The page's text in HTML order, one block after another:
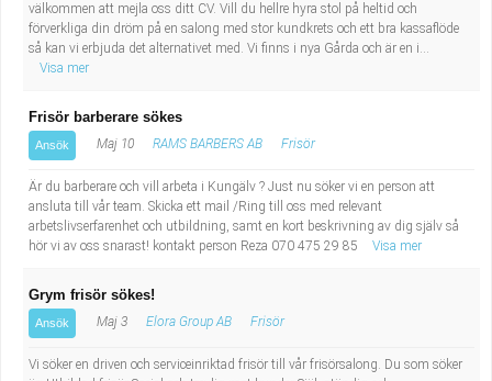
välkommen att mejla oss ditt CV. Vill du hellre hyra stol på heltid och
förverkliga din dröm på en salong med stor kundkrets och ett bra kassaflöde
så kan vi erbjuda det alternativet med. Vi finns i nya Gårda och är en i...
Visa mer
Frisör barberare sökes
Ansök Maj 10 RAMS BARBERS AB Frisör
Är du barberare och vill arbeta i Kungälv ? Just nu söker vi en person att
ansluta till vår team. Skicka ett mail /Ring till oss med relevant
arbetslivserfarenhet och utbildning, samt en kort beskrivning av dig själv så
hör vi av oss snarast! kontakt person Reza 070 475 29 85
Visa mer
Grym frisör sökes!
Ansök Maj 3 Elora Group AB Frisör
Vi söker en driven och serviceinriktad frisör till vår frisörsalong. Du som söker